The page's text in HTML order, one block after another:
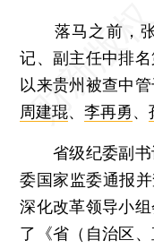
落马之前，张
记、副主任中排
以来贵州被查中
周建琨、李再勇、
省级纪委副书
委国家监委通报
深化改革领导小
了《省（自治区